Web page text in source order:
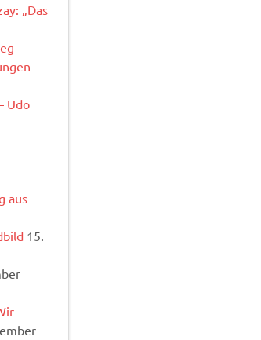
„Das
Udo
aus
15.